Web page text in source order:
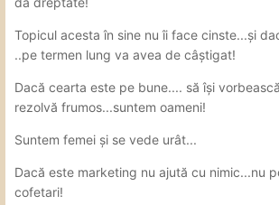
Topicul acesta în sine nu îi face cinste...și
..pe termen lung va avea de câștigat!
Dacă cearta este pe bune.... să își
rezolvă frumos...suntem oameni!
Suntem femei și se vede urât...
Dacă este marketing nu ajută cu nimic...nu
cofetari!